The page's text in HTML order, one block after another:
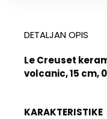
DETALJAN OPIS
Le Creuset
volcanic, 15 cm,
KARAKTERISTIKE